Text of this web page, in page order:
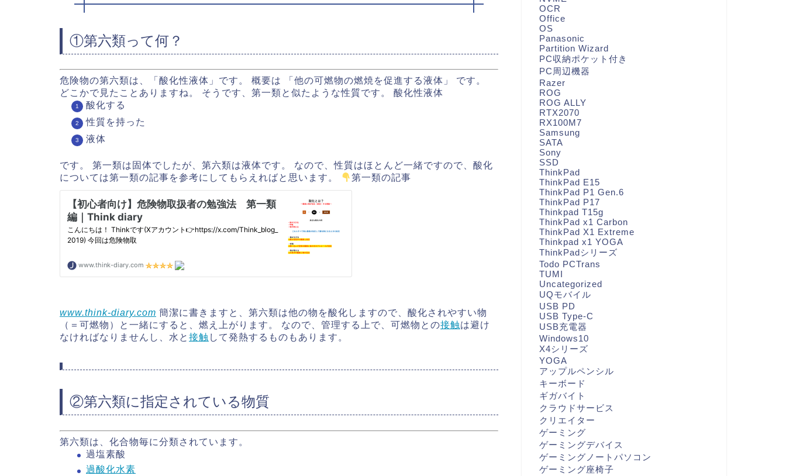
①第六類って何？
危険物の第六類は、「酸化性液体」です。 概要は 「他の可燃物の燃焼を促進する液体」 です。
どこかで見たことありますね。 そうです、第一類と似たような性質です。 酸化性液体
酸化する
性質を持った
液体
です。 第一類は固体でしたが、第六類は液体です。 なので、性質はほとんど一緒ですので、酸化
については第一類の記事を参考にしてもらえればと思います。
第一類の記事
www.think-diary.com 簡潔に書きますと、第六類は他の物を酸化しますので、酸化されやすい物
（＝可燃物）と一緒にすると、燃え上がります。 なので、管理する上で、可燃物との接触は避け
なければなりませんし、水と 接触 して発熱するものもあります。
②第六類に指定されている物質
第六類は、化合物毎に分類されています。
過塩素酸
過酸化水素
OCR
Office
OS
Panasonic
Partition Wizard
PC収納ポケット付き
PC周辺機器
Razer
ROG
ROG ALLY
RTX2070
RX100M7
Samsung
SATA
Sony
SSD
ThinkPad
ThinkPad E15
ThinkPad P1 Gen.6
ThinkPad P17
Thinkpad T15g
ThinkPad x1 Carbon
ThinkPad X1 Extreme
Thinkpad x1 YOGA
ThinkPadシリーズ
Todo PCTrans
TUMI
Uncategorized
UQモバイル
USB PD
USB Type-C
USB充電器
Windows10
X4シリーズ
YOGA
アップルペンシル
キーボード
ギガバイト
クラウドサービス
クリエイター
ゲーミング
ゲーミングデバイス
ゲーミングノートパソコン
ゲーミング座椅子